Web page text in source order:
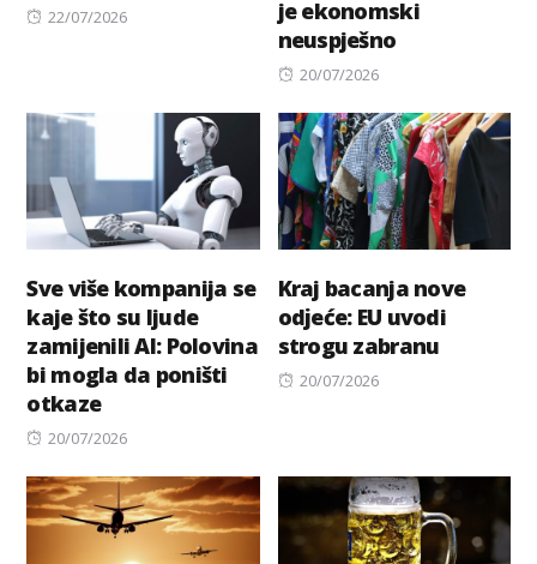
Posted
22/07/2026
je ekonomski
neuspješno
Posted
20/07/2026
Sve više kompanija se
kaje što su ljude
zamijenili AI: Polovina
bi mogla da poništi
otkaze
Posted
20/07/2026
Kraj bacanja nove
odјeće: EU uvodi
strogu zabranu
Posted
20/07/2026